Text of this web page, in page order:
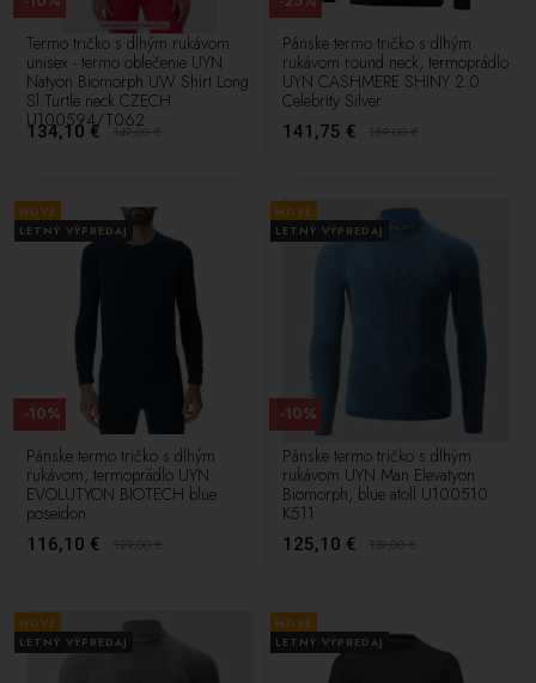
Termo tričko s dlhým rukávom
unisex - termo oblečenie UYN
Natyon Biomorph UW Shirt Long
Sl.Turtle neck CZECH
U100594/T062
134,10 € 149,00€
Pánske termo tričko s dlhým
rukávom round neck, termoprádlo
UYN CASHMERE SHINY 2.0
Celebrity Silver
141,75 € 189,00€
NOVÉ
LETNÝ VÝPREDAJ
Pánske termo tričko s dlhým
rukávom, termoprádlo UYN
EVOLUTYON BIOTECH blue
poseidon
116,10 € 129,00€
-10%
NOVÉ
LETNÝ VÝPREDAJ
Pánske termo tričko s dlhým
rukávom UYN Man Elevatyon
Biomorph, blue atoll U100510
K511
125,10 € 139,00€
-10%
NOVÉ
LETNÝ VÝPREDAJ
NOVÉ
LETNÝ VÝPREDAJ